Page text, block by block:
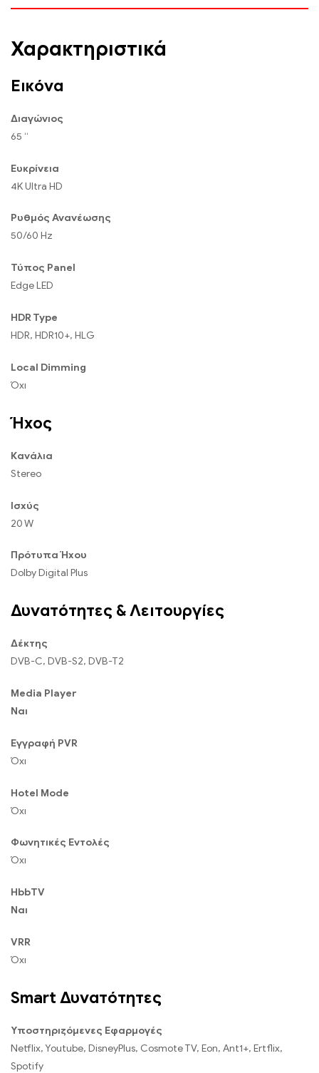
Χαρακτηριστικά
Εικόνα
Διαγώνιος
65 “
Ευκρίνεια
4K Ultra HD
Ρυθμός Ανανέωσης
50/60 Hz
Τύπος Panel
Edge LED
HDR Type
HDR, HDR10+, HLG
Local Dimming
Όχι
Ήχος
Κανάλια
Stereo
Ισχύς
20 W
Πρότυπα Ήχου
Dolby Digital Plus
Δυνατότητες & Λειτουργίες
Δέκτης
DVB-C, DVB-S2, DVB-T2
Media Player
Ναι
Εγγραφή PVR
Όχι
Hotel Mode
Όχι
Φωνητικές Εντολές
Όχι
HbbTV
Ναι
VRR
Όχι
Smart Δυνατότητες
Υποστηριζόμενες Εφαρμογές
Netflix, Youtube, DisneyPlus, Cosmote TV, Eon, Ant1+, Ertflix,
Spotify